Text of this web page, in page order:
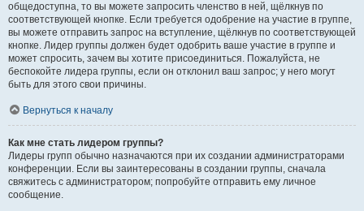
общедоступна, то вы можете запросить членство в ней, щёлкнув по
соответствующей кнопке. Если требуется одобрение на участие в группе,
вы можете отправить запрос на вступление, щёлкнув по соответствующей
кнопке. Лидер группы должен будет одобрить ваше участие в группе и
может спросить, зачем вы хотите присоединиться. Пожалуйста, не
беспокойте лидера группы, если он отклонил ваш запрос; у него могут
быть для этого свои причины.
Вернуться к началу
Как мне стать лидером группы?
Лидеры групп обычно назначаются при их создании администраторами
конференции. Если вы заинтересованы в создании группы, сначала
свяжитесь с администратором; попробуйте отправить ему личное
сообщение.